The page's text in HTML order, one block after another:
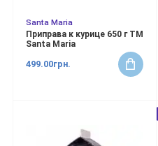
Santa Maria
Приправа к курице 650 г ТМ
Santa Maria
499.00грн.